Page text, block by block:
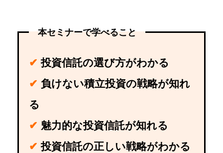
本セミナーで学べること
✔投資信託の選び方がわかる
✔ 負けない積立投資の戦略が知れ
る
✔ 魅力的な投資信託が知れる
✔投資信託の正しい戦略がわかる